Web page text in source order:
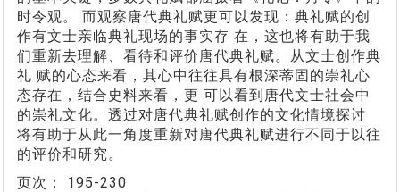
时令观。 而观察唐代典礼赋更可以发现：典礼赋的创
作有文士亲临典礼现场的事实存 在，这也将有助于我
们重新去理解、看待和评价唐代典礼赋。从文士创作典
礼 赋的心态来看，其心中往往具有根深蒂固的崇礼心
态存在，结合史料来看，更 可以看到唐代文士社会中
的崇礼文化。透过对唐代典礼赋创作的文化情境探讨
将有助于从此一角度重新对唐代典礼赋进行不同于以往
的评价和研究。
页次： 195-230